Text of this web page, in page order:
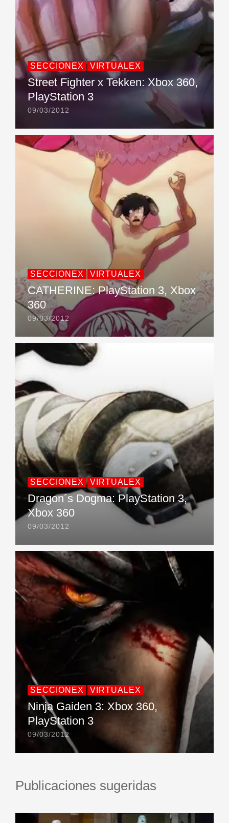
SECCIONEX VIRTUALEX
Street Fighter x Tekken: Xbox 360,
PlayStation 3
09/03/2012
SECCIONEX VIRTUALEX
CATHERINE: PlayStation 3, Xbox
360
09/03/2012
SECCIONEX VIRTUALEX
Dragon´s Dogma: PlayStation 3,
Xbox 360
09/03/2012
SECCIONEX VIRTUALEX
Ninja Gaiden 3: Xbox 360,
PlayStation 3
09/03/2012
Publicaciones sugeridas